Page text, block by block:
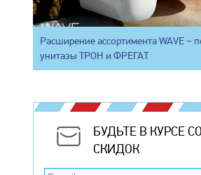
Расширение ассортимента WAVE –
унитазы ТРОН и ФРЕГАТ
БУДЬТЕ В КУРСЕ
СКИДОК